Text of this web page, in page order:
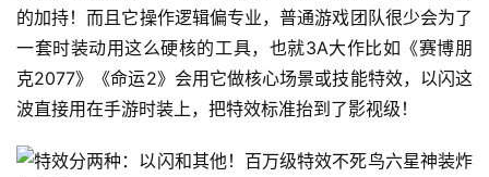
的加持！而且它操作逻辑偏专业，普通游戏团队很少会为了
一套时装动用这么硬核的工具，也就3A大作比如《赛博朋
克2077》《命运2》会用它做核心场景或技能特效，以闪这
波直接用在手游时装上，把特效标准抬到了影视级！